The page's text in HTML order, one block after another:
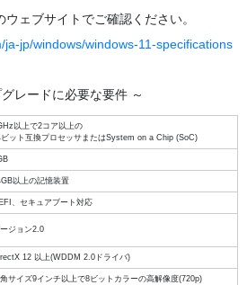
ェブサイトでご確認ください。
ja-jp/windows/windows-11-specifications
レードに必要な要件 ～
以上で2コア以上の
ット互換プロセッサまたはSystem on a Chip (SoC)
以上の記憶装置
、セキュアブート対応
ジョン2.0
12 以上(WDDM 2.0ドライバ)
サイズ9インチ以上で8ビットカラーの高解像度(720p)